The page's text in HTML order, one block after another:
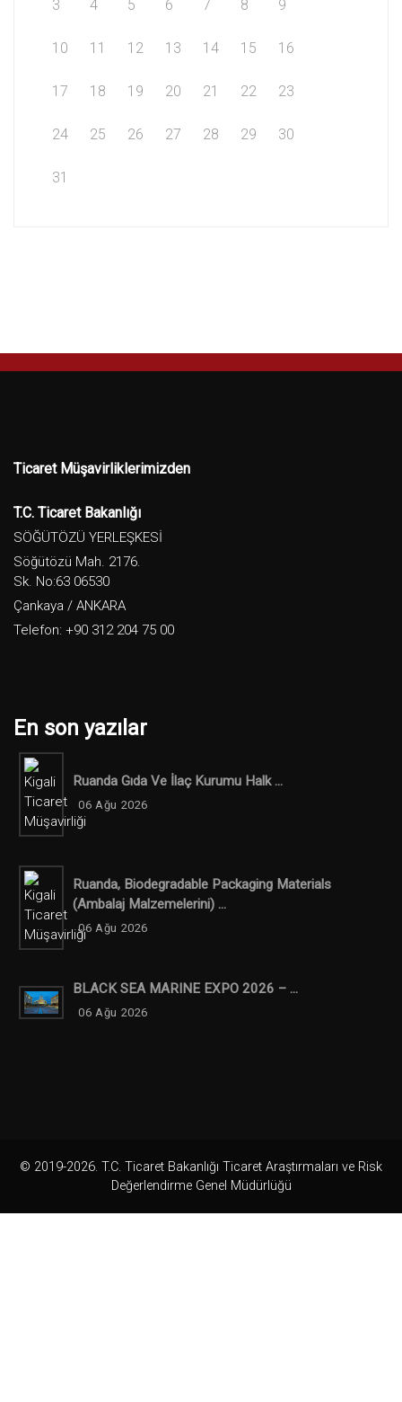
3 4 5 6 7 8 9
10 11 12 13 14 15 16
17 18 19 20 21 22 23
24 25 26 27 28 29 30
31
Ticaret Müşavirliklerimizden
T.C. Ticaret Bakanlığı
SÖĞÜTÖZÜ YERLEŞKESİ
Söğütözü Mah. 2176.
Sk. No:63 06530
Çankaya / ANKARA
Telefon: +90 312 204 75 00
En son yazılar
Ruanda Gıda Ve İlaç Kurumu Halk ...
06 Ağu 2026
Ruanda, Biodegradable Packaging Materials
(ambalaj Malzemelerini) ...
06 Ağu 2026
BLACK SEA MARINE EXPO 2026 – ...
06 Ağu 2026
© 2019-2026. T.C. Ticaret Bakanlığı Ticaret Araştırmaları ve Risk
Değerlendirme Genel Müdürlüğü